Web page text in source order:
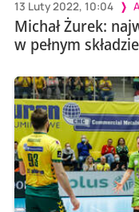
13 Luty 2022, 10:04
Michał Żurek:
w pełnym składzie